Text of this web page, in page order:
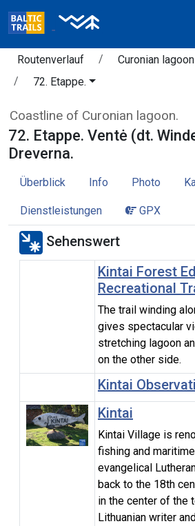
Routenverlauf
Curonian lagoon
72. Etappe.
Coastline of Curonian lagoon.
72. Etappe. Ventė (dt.
Dreverna.
Überblick Info Photo
Dienstleistungen GPX
Sehenswert
Kintai Forest
Recreational
The trail winding
gives spectacular
stretching lagoon
on the other side.
Kintai
Kintai
Kintai Village is
fishing and
evangelical
back to the 18th
in the center of the
Lithuanian writer